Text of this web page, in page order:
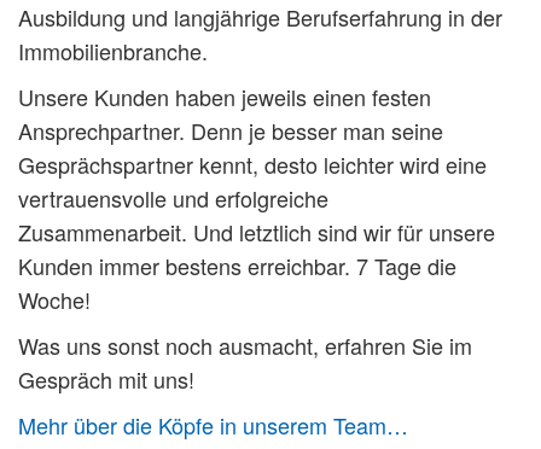
Ausbildung und langjährige Berufserfahrung in der
Immobilienbranche.
Unsere Kunden haben jeweils einen festen
Ansprechpartner. Denn je besser man seine
Gesprächspartner kennt, desto leichter wird eine
vertrauensvolle und erfolgreiche
Zusammenarbeit. Und letztlich sind wir für unsere
Kunden immer bestens erreichbar. 7 Tage die
Woche!
Was uns sonst noch ausmacht, erfahren Sie im
Gespräch mit uns!
Mehr über die Köpfe in unserem Team…